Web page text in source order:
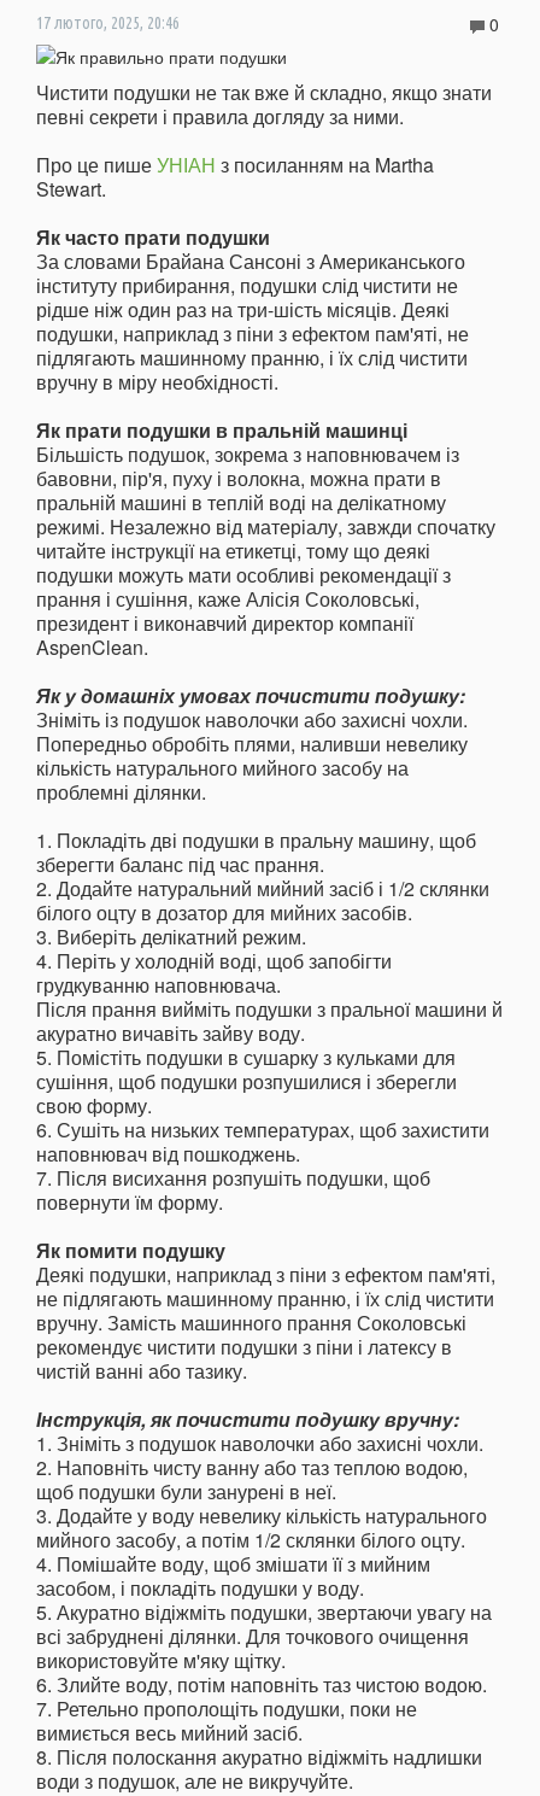
17 лютого, 2025, 20:46 0
Чистити подушки не так вже й складно, якщо знати
певні секрети і правила догляду за ними.
Про це пишеУНІАН з посиланням на Martha
Stewart.
Як часто прати подушки
За словами Брайана Сансоні з Американського
інституту прибирання, подушки слід чистити не
рідше ніж один раз на три-шість місяців. Деякі
подушки, наприклад з піни з ефектом пам'яті, не
підлягають машинному пранню, і їх слід чистити
вручну в міру необхідності.
Як прати подушки в пральній машинці
Більшість подушок, зокрема з наповнювачем із
бавовни, пір'я, пуху і волокна, можна прати в
пральній машині в теплій воді на делікатному
режимі. Незалежно від матеріалу, завжди спочатку
читайте інструкції на етикетці, тому що деякі
подушки можуть мати особливі рекомендації з
прання і сушіння, каже Алісія Соколовські,
президент і виконавчий директор компанії
AspenClean.
Як у домашніх умовах почистити подушку:
Зніміть із подушок наволочки або захисні чохли.
Попередньо обробіть плями, наливши невелику
кількість натурального мийного засобу на
проблемні ділянки.
1. Покладіть дві подушки в пральну машину, щоб
зберегти баланс під час прання.
2. Додайте натуральний мийний засіб і 1/2 склянки
білого оцту в дозатор для мийних засобів.
3. Виберіть делікатний режим.
4. Періть у холодній воді, щоб запобігти
грудкуванню наповнювача.
Після прання вийміть подушки з пральної машини й
акуратно вичавіть зайву воду.
5. Помістіть подушки в сушарку з кульками для
сушіння, щоб подушки розпушилися і зберегли
свою форму.
6. Сушіть на низьких температурах, щоб захистити
наповнювач від пошкоджень.
7. Після висихання розпушіть подушки, щоб
повернути їм форму.
Як помити подушку
Деякі подушки, наприклад з піни з ефектом пам'яті,
не підлягають машинному пранню, і їх слід чистити
вручну. Замість машинного прання Соколовські
рекомендує чистити подушки з піни і латексу в
чистій ванні або тазику.
Інструкція, як почистити подушку вручну:
1. Зніміть з подушок наволочки або захисні чохли.
2. Наповніть чисту ванну або таз теплою водою,
щоб подушки були занурені в неї.
3. Додайте у воду невелику кількість натурального
мийного засобу, а потім 1/2 склянки білого оцту.
4. Помішайте воду, щоб змішати її з мийним
засобом, і покладіть подушки у воду.
5. Акуратно відіжміть подушки, звертаючи увагу на
всі забруднені ділянки. Для точкового очищення
використовуйте м'яку щітку.
6. Злийте воду, потім наповніть таз чистою водою.
7. Ретельно прополощіть подушки, поки не
вимиється весь мийний засіб.
8. Після полоскання акуратно відіжміть надлишки
води з подушок, але не викручуйте.